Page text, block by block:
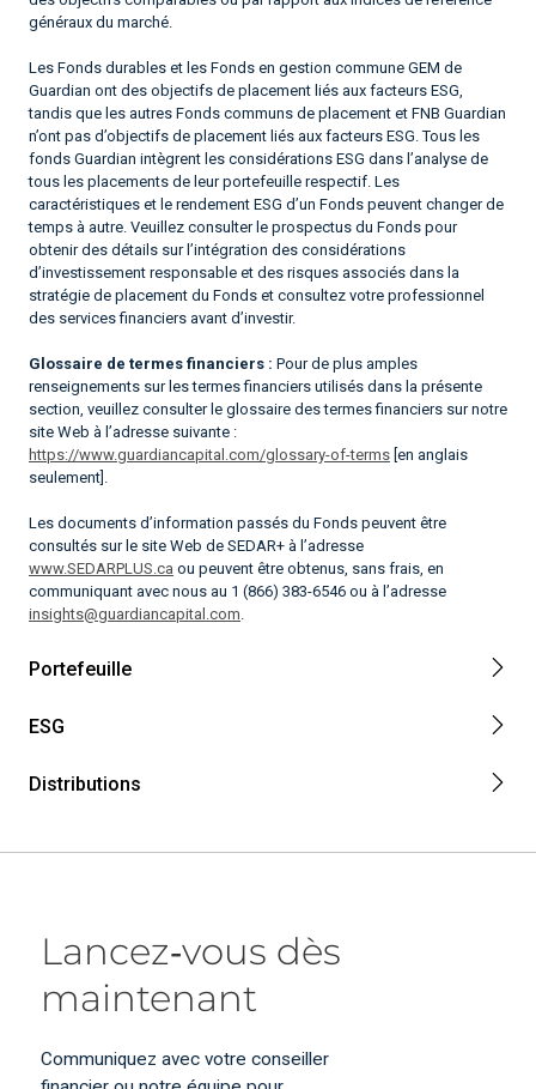
généraux du marché.
Les Fonds durables et les Fonds en gestion commune GEM de
Guardian ont des objectifs de placement liés aux facteurs ESG,
tandis que les autres Fonds communs de placement et FNB Guardian
n’ont pas d’objectifs de placement liés aux facteurs ESG. Tous les
fonds Guardian intègrent les considérations ESG dans l’analyse de
tous les placements de leur portefeuille respectif. Les
caractéristiques et le rendement ESG d’un Fonds peuvent changer de
temps à autre. Veuillez consulter le prospectus du Fonds pour
obtenir des détails sur l’intégration des considérations
d’investissement responsable et des risques associés dans la
stratégie de placement du Fonds et consultez votre professionnel
des services financiers avant d’investir.
Glossaire de termes financiers : Pour de plus amples
renseignements sur les termes financiers utilisés dans la présente
section, veuillez consulter le glossaire des termes financiers sur notre
site Web à l’adresse suivante :
https://www.guardiancapital.com/glossary-of-terms [en anglais
seulement].
Les documents d’information passés du Fonds peuvent être
consultés sur le site Web de SEDAR+ à l’adresse
www.SEDARPLUS.ca ou peuvent être obtenus, sans frais, en
communiquant avec nous au 1 (866) 383-6546 ou à l’adresse
insights@guardiancapital.com.
Portefeuille
ESG
Distributions
Lancez‑vous dès
maintenant
Communiquez avec votre conseiller